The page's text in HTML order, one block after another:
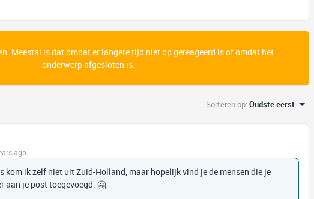
Meestal is dat omdat er langere tijd niet op gereageerd is of omdat het
onderwerp afgesloten is.
Sorteren op:Oudste eerst
ago
kom ik zelf niet uit Zuid-Holland, maar hopelijk vind je de mensen die je
aan je post toegevoegd. 🤗